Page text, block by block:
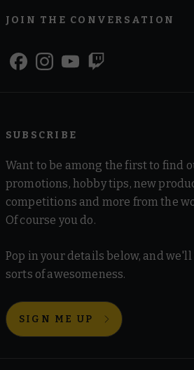
JOIN THE CONVERSATION
SUBSCRIBE
Want to be among the first to find
promotions, hobby tips, new
competitions and more from the
Of course you do.
Pop in your details below, and
sorts of awesomeness.
SIGN ME UP